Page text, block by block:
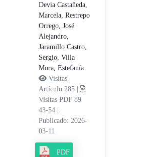
Devia Castañeda,
Marcela, Restrepo
Orrego, José
Alejandro,
Jaramillo Castro,
Sergio, Villa
Mora, Estefanía
Visitas
Artículo 285 |
Visitas PDF 89
43-54 |
Publicado: 2026-
03-11
PDF